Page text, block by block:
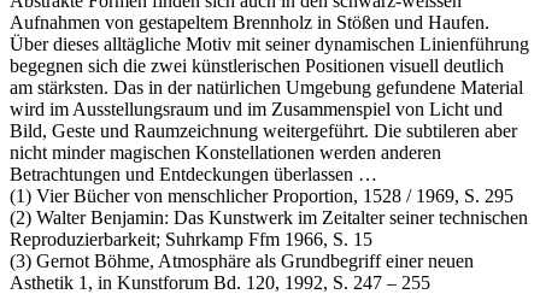
Aufnahmen von gestapeltem Brennholz in Stößen und Haufen.
Über dieses alltägliche Motiv mit seiner dynamischen Linienführung
begegnen sich die zwei künstlerischen Positionen visuell deutlich
am stärksten. Das in der natürlichen Umgebung gefundene Material
wird im Ausstellungsraum und im Zusammenspiel von Licht und
Bild, Geste und Raumzeichnung weitergeführt. Die subtileren aber
nicht minder magischen Konstellationen werden anderen
Betrachtungen und Entdeckungen überlassen …
(1) Vier Bücher von menschlicher Proportion, 1528 / 1969, S. 295
(2) Walter Benjamin: Das Kunstwerk im Zeitalter seiner technischen
Reproduzierbarkeit; Suhrkamp Ffm 1966, S. 15
(3) Gernot Böhme, Atmosphäre als Grundbegriff einer neuen
Asthetik 1, in Kunstforum Bd. 120, 1992, S. 247 – 255